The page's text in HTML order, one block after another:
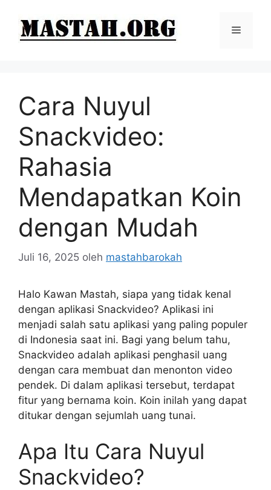
Menu
Cara Nuyul
Snackvideo:
Rahasia
Mendapatkan Koin
dengan Mudah
Juli 16, 2025 oleh mastahbarokah
Halo Kawan Mastah, siapa yang tidak kenal
dengan aplikasi Snackvideo? Aplikasi ini
menjadi salah satu aplikasi yang paling populer
di Indonesia saat ini. Bagi yang belum tahu,
Snackvideo adalah aplikasi penghasil uang
dengan cara membuat dan menonton video
pendek. Di dalam aplikasi tersebut, terdapat
fitur yang bernama koin. Koin inilah yang dapat
ditukar dengan sejumlah uang tunai.
Apa Itu Cara Nuyul
Snackvideo?